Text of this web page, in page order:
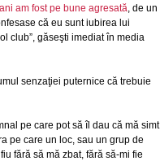
am fost pe bune agresată, de un
că eu sunt iubirea lui
club”, găseşti imediat în media
senzaţiei puternice că trebuie
pe care pot să îl dau că mă simt
pe care un loc, sau un grup de
fără să mă zbat, fără să-mi fie